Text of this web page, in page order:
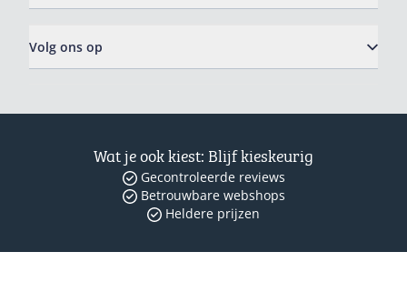
Volg ons op
Wat je ook kiest: Blijf kieskeurig
Gecontroleerde reviews
Betrouwbare webshops
Heldere prijzen